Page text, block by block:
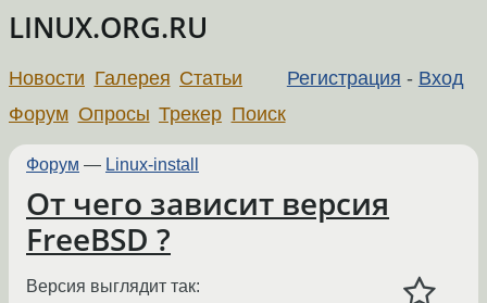
LINUX.ORG.RU
Регистрация - Вход
Новости Галерея Статьи
Форум Опросы Трекер Поиск
Форум — Linux-install
От чего зависит версия
FreeBSD ?
Версия выглядит так: